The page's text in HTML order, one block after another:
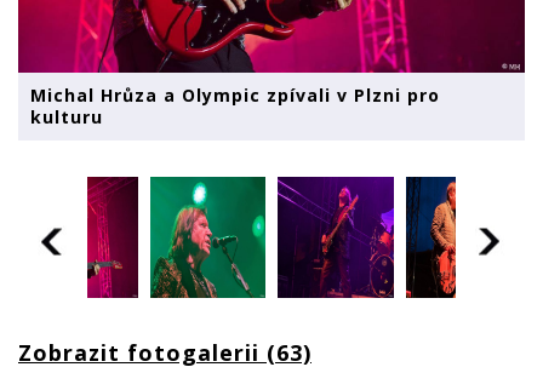
Michal Hrůza a Olympic zpívali v Plzni pro
kulturu
Zobrazit fotogalerii (63)